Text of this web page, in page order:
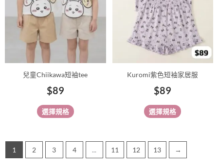
兒童Chiikawa短袖tee
$89
選擇規格
式。
可
在
面
選
擇
項
Kuromi紫色短袖家居服
$89
選擇規格
款
式。
可
在
產
頁
面
選
擇
項
1
2 3 4 ... 11 12 13 →